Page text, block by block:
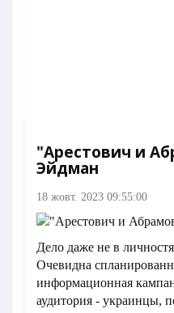
"Арестович и
Эйдман
18 жовт. 2023 09:55:00
Дело даже не в
Очевидна
информационная
аудитория - украинцы,